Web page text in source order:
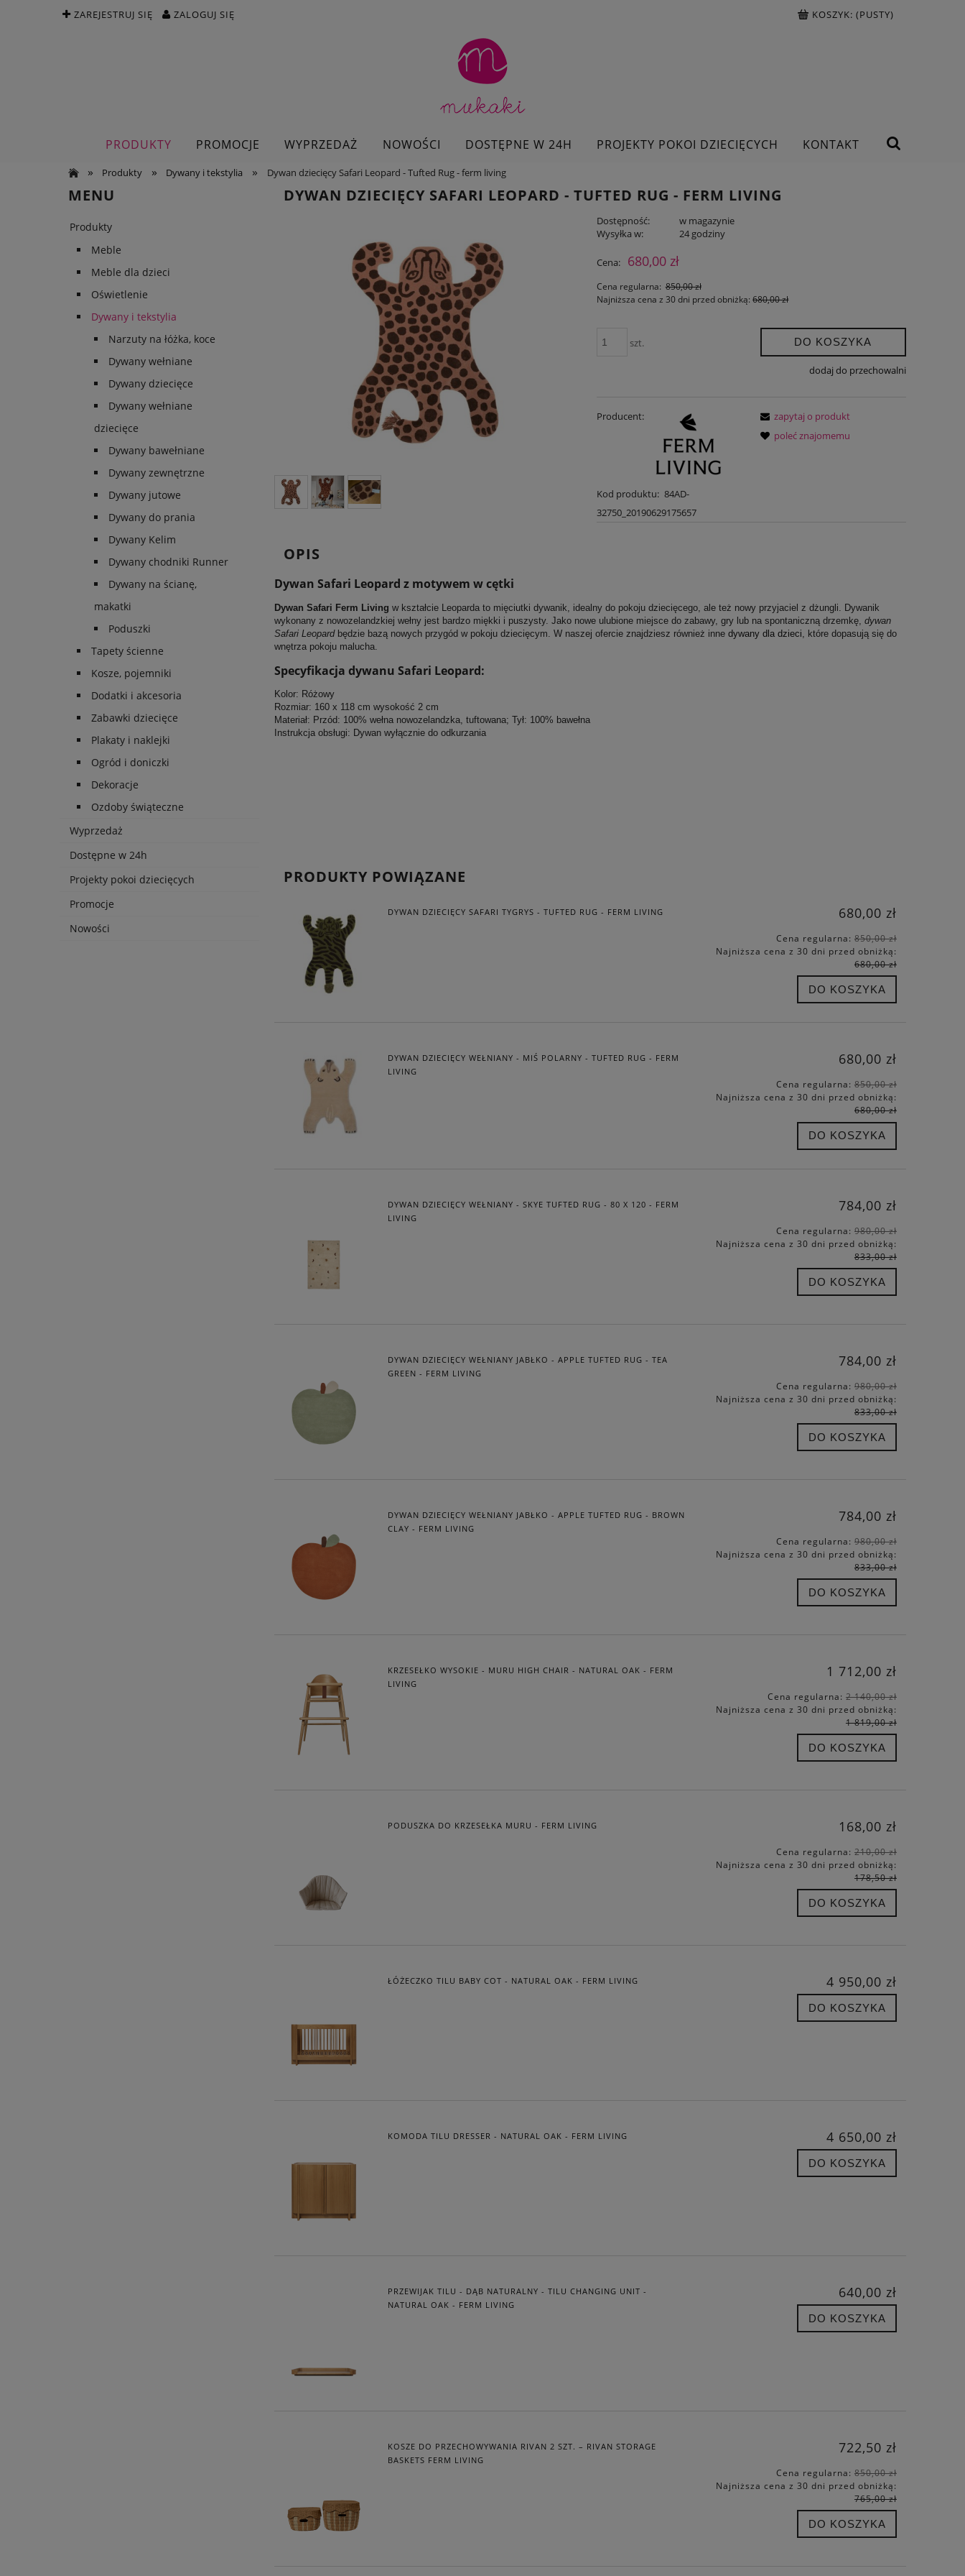
ZAREJESTRUJ SIĘ ZALOGUJ SIĘ KOSZYK: (PUSTY)
PRODUKTY PROMOCJE WYPRZEDAŻ NOWOŚCI DOSTĘPNE W 24H PROJEKTY POKOI DZIECIĘCYCH
KONTAKT
»
Produkty » Dywany i tekstylia » Dywan dziecięcy Safari Leopard - Tufted Rug - ferm living
MENU
Produkty
Meble
Meble dla dzieci
Oświetlenie
Dywany i tekstylia
Narzuty na łóżka, koce
Dywany wełniane
Dywany dziecięce
Dywany wełniane
dziecięce
Dywany bawełniane
Dywany zewnętrzne
Dywany jutowe
Dywany do prania
Dywany Kelim
Dywany chodniki Runner
Dywany na ścianę,
makatki
Poduszki
Tapety ścienne
Kosze, pojemniki
Dodatki i akcesoria
Zabawki dziecięce
Plakaty i naklejki
Ogród i doniczki
Dekoracje
Ozdoby świąteczne
Wyprzedaż
Dostępne w 24h
Projekty pokoi dziecięcych
Promocje
Nowości
DYWAN DZIECIĘCY SAFARI LEOPARD - TUFTED RUG - FERM LIVING
Dostępność:
w magazynie
Wysyłka w:
24 godziny
Cena: 680,00 zł
Cena regularna: 850,00 zł
Najniższa cena z 30 dni przed obniżką:680,00 zł
szt. DO KOSZYKA
dodaj do przechowalni
Producent:
Kod produktu: 84AD-
32750_20190629175657
zapytaj o produkt
poleć znajomemu
OPIS
Dywan Safari Leopard z motywem w cętki
Dywan Safari Ferm Living w kształcie Leoparda to mięciutki dywanik, idealny do pokoju dziecięcego, ale też nowy przyjaciel z dżungli. Dywanik
wykonany z nowozelandzkiej wełny jest bardzo miękki i puszysty. Jako nowe ulubione miejsce do zabawy, gry lub na spontaniczną drzemkę, dywan
Safari Leopardbędzie bazą nowych przygód w pokoju dziecięcym. W naszej ofercie znajdziesz również inne dywany dla dzieci , które dopasują się do
wnętrza pokoju malucha.
Specyfikacja dywanu Safari Leopard:
Kolor: Różowy
Rozmiar: 160 x 118 cm wysokość 2 cm
Materiał: Przód: 100% wełna nowozelandzka, tuftowana; Tył: 100% bawełna
Instrukcja obsługi: Dywan wyłącznie do odkurzania
PRODUKTY POWIĄZANE
DYWAN DZIECIĘCY SAFARI TYGRYS - TUFTED RUG - FERM LIVING 680,00 zł
Cena regularna: 850,00 zł
Najniższa cena z 30 dni przed obniżką:
680,00 zł
DO KOSZYKA
DYWAN DZIECIĘCY WEŁNIANY - MIŚ POLARNY - TUFTED RUG - FERM
LIVING
680,00 zł
Cena regularna: 850,00 zł
Najniższa cena z 30 dni przed obniżką:
680,00 zł
DO KOSZYKA
DYWAN DZIECIĘCY WEŁNIANY - SKYE TUFTED RUG - 80 X 120 - FERM
LIVING
784,00 zł
Cena regularna: 980,00 zł
Najniższa cena z 30 dni przed obniżką:
833,00 zł
DO KOSZYKA
DYWAN DZIECIĘCY WEŁNIANY JABŁKO - APPLE TUFTED RUG - TEA
GREEN - FERM LIVING
784,00 zł
Cena regularna: 980,00 zł
Najniższa cena z 30 dni przed obniżką:
833,00 zł
DO KOSZYKA
DYWAN DZIECIĘCY WEŁNIANY JABŁKO - APPLE TUFTED RUG - BROWN
CLAY - FERM LIVING
784,00 zł
Cena regularna: 980,00 zł
Najniższa cena z 30 dni przed obniżką:
833,00 zł
DO KOSZYKA
KRZESEŁKO WYSOKIE - MURU HIGH CHAIR - NATURAL OAK - FERM
LIVING
1 712,00 zł
Cena regularna: 2 140,00 zł
Najniższa cena z 30 dni przed obniżką:
1 819,00 zł
DO KOSZYKA
PODUSZKA DO KRZESEŁKA MURU - FERM LIVING 168,00 zł
Cena regularna: 210,00 zł
Najniższa cena z 30 dni przed obniżką:
178,50 zł
DO KOSZYKA
ŁÓŻECZKO TILU BABY COT - NATURAL OAK - FERM LIVING 4 950,00 zł
DO KOSZYKA
KOMODA TILU DRESSER - NATURAL OAK - FERM LIVING 4 650,00 zł
DO KOSZYKA
PRZEWIJAK TILU - DĄB NATURALNY - TILU CHANGING UNIT -
NATURAL OAK - FERM LIVING
640,00 zł
DO KOSZYKA
KOSZE DO PRZECHOWYWANIA RIVAN 2 SZT. – RIVAN STORAGE
BASKETS FERM LIVING
722,50 zł
Cena regularna: 850,00 zł
Najniższa cena z 30 dni przed obniżką:
765,00 zł
DO KOSZYKA